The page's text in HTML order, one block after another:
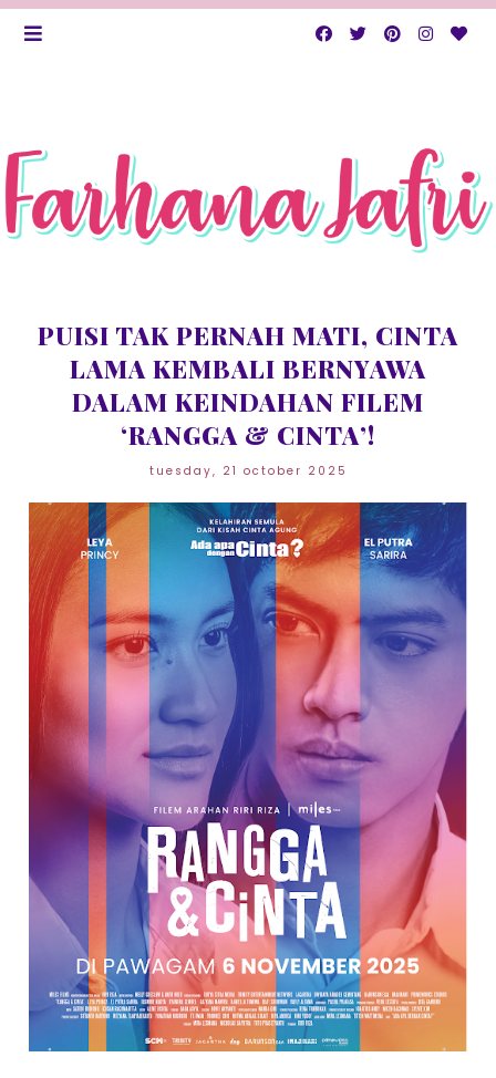
PUISI TAK PERNAH MATI, CINTA
LAMA KEMBALI BERNYAWA
DALAM KEINDAHAN FILEM
‘RANGGA & CINTA’!
tuesday, 21 october 2025